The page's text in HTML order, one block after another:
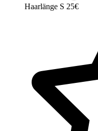
Haarlänge S 25€